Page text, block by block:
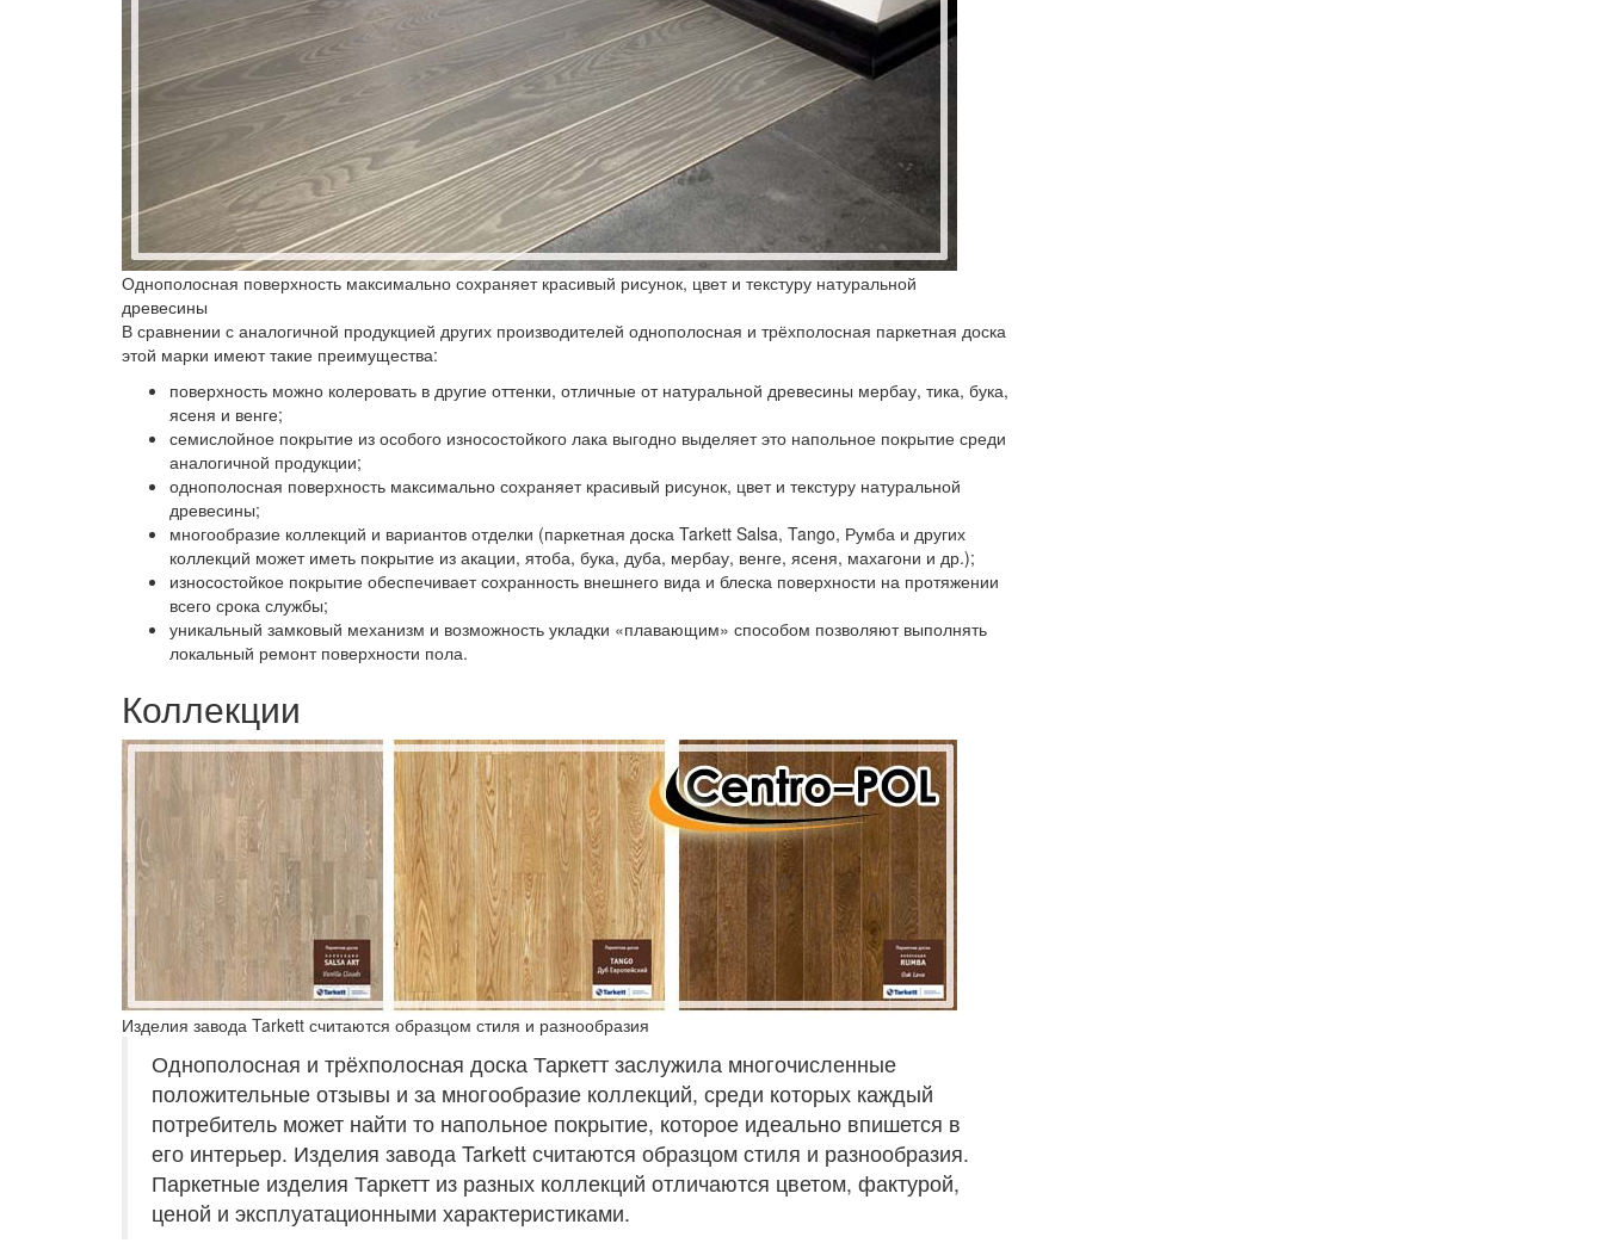
Однополосная поверхность максимально сохраняет красивый рисунок, цвет и текстуру натуральной
древесины
В сравнении с аналогичной продукцией других производителей однополосная и трёхполосная паркетная доска
этой марки имеют такие преимущества:
поверхность можно колеровать в другие оттенки, отличные от натуральной древесины мербау, тика, бука,
ясеня и венге;
семислойное покрытие из особого износостойкого лака выгодно выделяет это напольное покрытие среди
аналогичной продукции;
однополосная поверхность максимально сохраняет красивый рисунок, цвет и текстуру натуральной
древесины;
многообразие коллекций и вариантов отделки (паркетная доска Tarkett Salsa, Tango, Румба и других
коллекций может иметь покрытие из акации, ятоба, бука, дуба, мербау, венге, ясеня, махагони и др.);
износостойкое покрытие обеспечивает сохранность внешнего вида и блеска поверхности на протяжении
всего срока службы;
уникальный замковый механизм и возможность укладки «плавающим» способом позволяют выполнять
локальный ремонт поверхности пола.
Коллекции
Изделия завода Tarkett считаются образцом стиля и разнообразия
Однополосная и трёхполосная доска Таркетт заслужила многочисленные
положительные отзывы и за многообразие коллекций, среди которых каждый
потребитель может найти то напольное покрытие, которое идеально впишется в
его интерьер. Изделия завода Tarkett считаются образцом стиля и разнообразия.
Паркетные изделия Таркетт из разных коллекций отличаются цветом, фактурой,
ценой и эксплуатационными характеристиками.